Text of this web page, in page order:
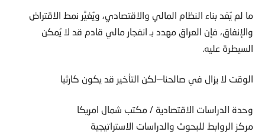
ما لم يُعَد بناء النظام المالي والاقتصادي، ويُغيَّر نمط الاقتراض
والإنفاق، فإن العراق مهدد بـ انفجار مالي قادم قد لا يُمكن
السيطرة عليه.
الوقت لا يزال في صالحنا—لكن التأخير قد يكون كارثيا
وحدة الدراسات الاقتصادية / مكتب شمال امريكا
مركز الروابط للبحوث والدراسات الاستراتيجية